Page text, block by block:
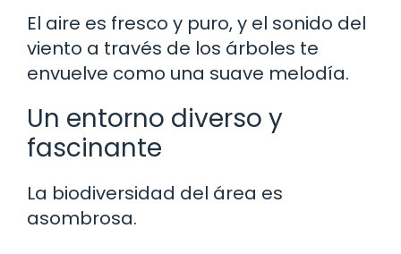
El aire es fresco y puro, y el sonido del
viento a través de los árboles te
envuelve como una suave melodía.
Un entorno diverso y
fascinante
La biodiversidad del área es
asombrosa.